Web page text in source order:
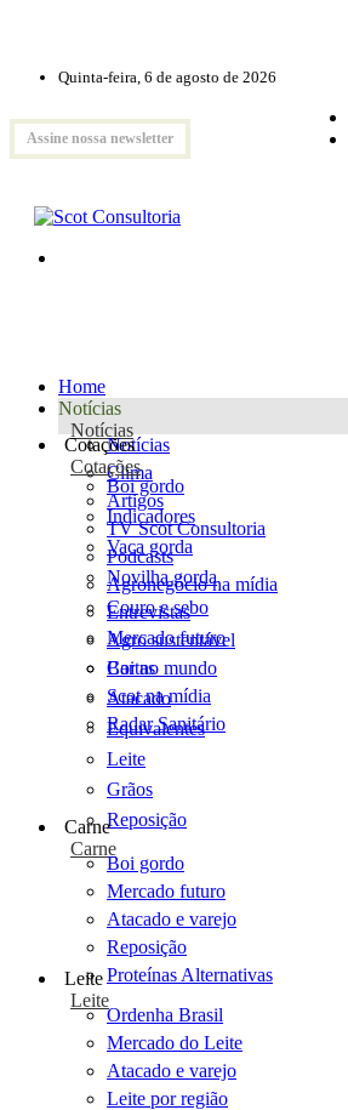
Quinta-feira, 6 de agosto de 2026
Assine nossa newsletter
Home
Notícias
Notícias
Notícias
Clima
Artigos
TV Scot Consultoria
Podcasts
Agronegócio na mídia
Entrevistas
Agro sustentável
Cartas
Scot na mídia
Radar Sanitário
Cotações
Cotações
Boi gordo
Indicadores
Vaca gorda
Novilha gorda
Couro e sebo
Mercado futuro
Boi no mundo
Atacado
Equivalentes
Leite
Grãos
Reposição
Carne
Carne
Boi gordo
Mercado futuro
Atacado e varejo
Reposição
Proteínas Alternativas
Leite
Leite
Ordenha Brasil
Mercado do Leite
Atacado e varejo
Leite por região